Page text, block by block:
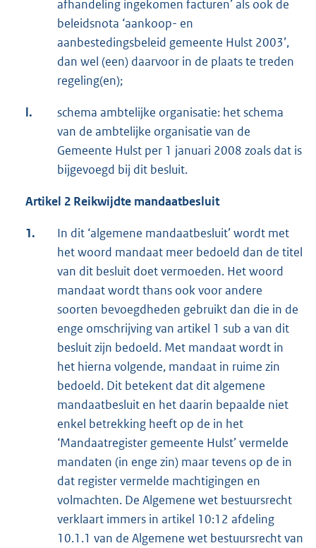
afhandeling ingekomen facturen’ als ook de
beleidsnota ‘aankoop- en
aanbestedingsbeleid gemeente Hulst 2003’,
dan wel (een) daarvoor in de plaats te treden
regeling(en);
l.
schema ambtelijke organisatie: het schema
van de ambtelijke organisatie van de
Gemeente Hulst per 1 januari 2008 zoals dat is
bijgevoegd bij dit besluit.
Artikel 2 Reikwijdte mandaatbesluit
1.
In dit ‘algemene mandaatbesluit’ wordt met
het woord mandaat meer bedoeld dan de titel
van dit besluit doet vermoeden. Het woord
mandaat wordt thans ook voor andere
soorten bevoegdheden gebruikt dan die in de
enge omschrijving van artikel 1 sub a van dit
besluit zijn bedoeld. Met mandaat wordt in
het hierna volgende, mandaat in ruime zin
bedoeld. Dit betekent dat dit algemene
mandaatbesluit en het daarin bepaalde niet
enkel betrekking heeft op de in het
‘Mandaatregister gemeente Hulst’ vermelde
mandaten (in enge zin) maar tevens op de in
dat register vermelde machtigingen en
volmachten. De Algemene wet bestuursrecht
verklaart immers in artikel 10:12 afdeling
10.1.1 van de Algemene wet bestuursrecht van